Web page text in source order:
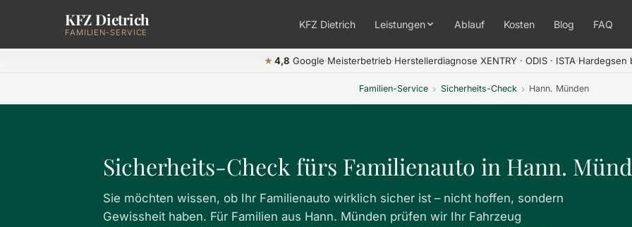
Zum Hauptinhalt springen
KFZ Dietrich
FAMILIEN-SERVICE
KFZ Dietrich Leistungen Ablauf Kosten Blog FAQ
★ 4,8 Google·Meisterbetrieb·Herstellerdiagnose XENTRY · ODIS · ISTA·Hardegsen
Familien-Service › Sicherheits-Check › Hann. Münden
Sicherheits-Check fürs Familienauto in Hann.
Sie möchten wissen, ob Ihr Familienauto wirklich sicher ist – nicht hoffen, sondern
Gewissheit haben. Für Familien aus Hann. Münden prüfen wir Ihr Fahrzeug